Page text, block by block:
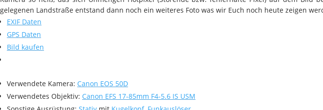
gelegenen Landstraße entstand dann noch ein weiteres Foto was wir Euch noch heute zeigen
EXIF Daten
GPS Daten
Bild kaufen
Verwendete Kamera: Canon EOS 50D
Verwendetes Objektiv: Canon EFS 17-85mm F4-5.6 IS USM